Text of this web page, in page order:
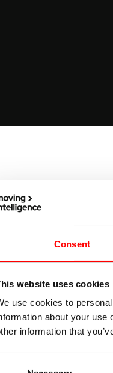
Consent
website uses cookies
use cookies to
about your use
information that
06